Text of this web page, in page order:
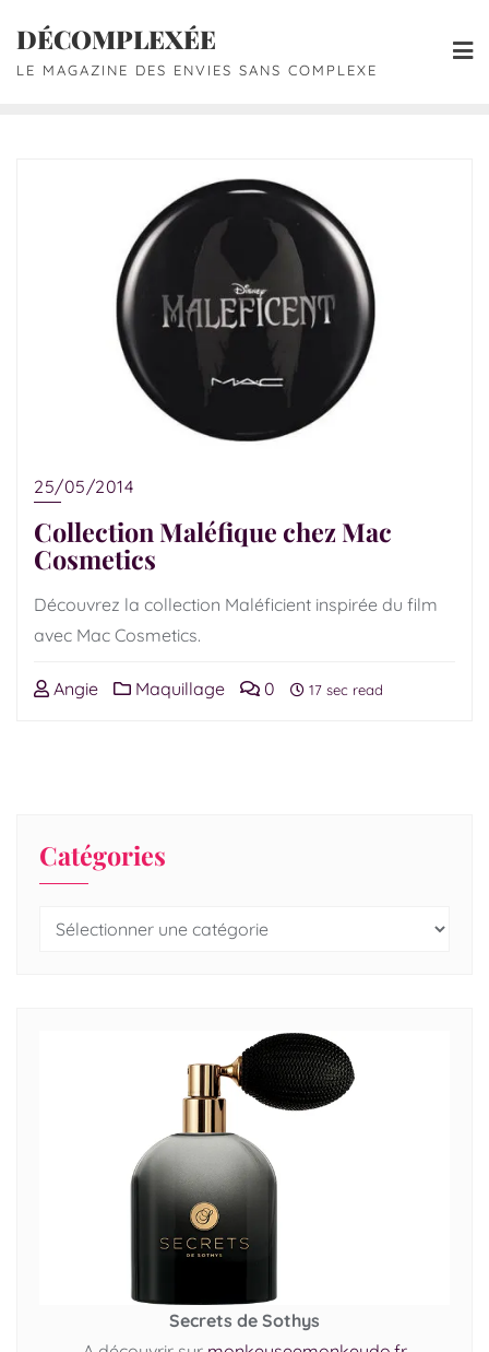
DÉCOMPLEXÉE
LE MAGAZINE DES ENVIES SANS COMPLEXE
25/05/2014
Collection Maléfique chez Mac
Cosmetics
Découvrez la collection Maléficient inspirée du film
avec Mac Cosmetics.
Angie Maquillage 0 17 sec read
Catégories
Secrets de Sothys